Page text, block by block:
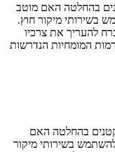
בהחלטה האם מוטב
בשירותי מיקור חוץ.
להעריך את צרכיו
המומחיות הנדרשות